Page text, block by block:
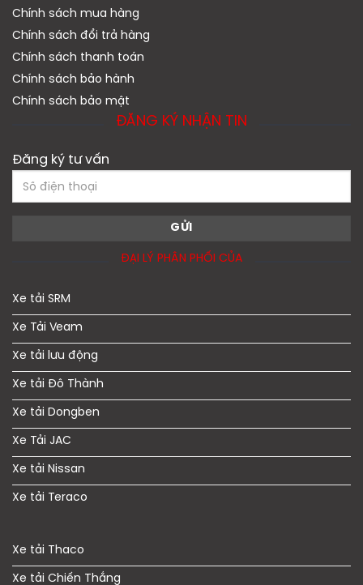
Chính sách mua hàng
Chính sách đổi trả hàng
Chính sách thanh toán
Chính sách bảo hành
Chính sách bảo mật
ĐĂNG KÝ NHẬN TIN
Đăng ký tư vấn
ĐẠI LÝ PHÂN PHỐI CỦA
Xe tải SRM
Xe Tải Veam
Xe tải lưu động
Xe tải Đô Thành
Xe tải Dongben
Xe Tải JAC
Xe tải Nissan
Xe tải Teraco
Xe tải Thaco
Xe tải Chiến Thắng